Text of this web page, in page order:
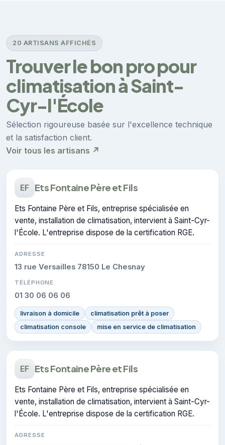
20 ARTISANS AFFICHÉS
Trouver le bon pro pour
climatisation à Saint-
Cyr-l'École
Sélection rigoureuse basée sur l'excellence technique
et la satisfaction client.
Voir tous les artisans ↗
EF Ets Fontaine Père et Fils
Ets Fontaine Père et Fils, entreprise spécialisée en
vente, installation de climatisation, intervient à Saint-Cyr-
l'École. L'entreprise dispose de la certification RGE.
ADRESSE
13 rue Versailles 78150 Le Chesnay
TÉLÉPHONE
01 30 06 06 06
livraison à domicile
climatisation prêt à poser
climatisation console
mise en service de climatisation
EF Ets Fontaine Père et Fils
Ets Fontaine Père et Fils, entreprise spécialisée en
vente, installation de climatisation, intervient à Saint-Cyr-
l'École. L'entreprise dispose de la certification RGE.
ADRESSE